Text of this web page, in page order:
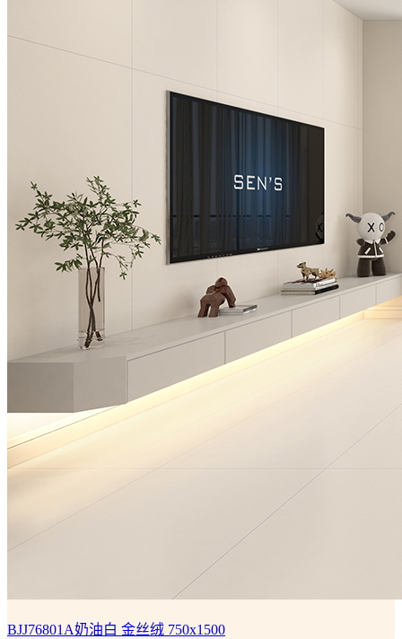
BJJ76801A奶油白 金丝绒 750x1500